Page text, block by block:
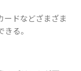
ードなどざまざま
る。